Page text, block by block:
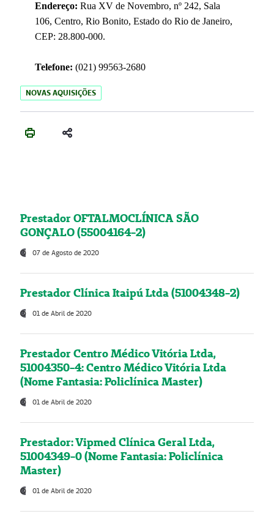
Endereço: Rua XV de Novembro, nº 242, Sala
106, Centro, Rio Bonito, Estado do Rio de Janeiro,
CEP: 28.800-000.
Telefone: (021) 99563-2680
NOVAS AQUISIÇÕES
Prestador OFTALMOCLÍNICA SÃO
GONÇALO (55004164-2)
07 de Agosto de 2020
Prestador Clínica Itaipú Ltda (51004348-2)
01 de Abril de 2020
Prestador Centro Médico Vitória Ltda,
51004350-4: Centro Médico Vitória Ltda
(Nome Fantasia: Policlínica Master)
01 de Abril de 2020
Prestador: Vipmed Clínica Geral Ltda,
51004349-0 (Nome Fantasia: Policlínica
Master)
01 de Abril de 2020